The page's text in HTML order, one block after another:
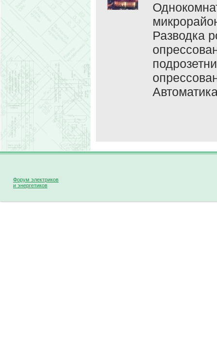
Разводка
Форум электриков
и энергетиков